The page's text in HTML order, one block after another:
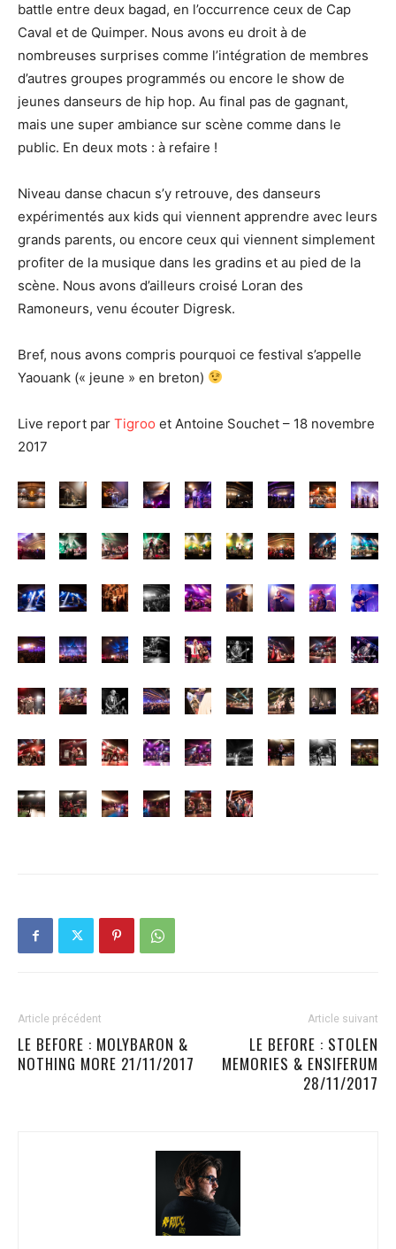
battle entre deux bagad, en l’occurrence ceux de Cap
Caval et de Quimper. Nous avons eu droit à de
nombreuses surprises comme l’intégration de membres
d’autres groupes programmés ou encore le show de
jeunes danseurs de hip hop. Au final pas de gagnant,
mais une super ambiance sur scène comme dans le
public. En deux mots : à refaire !
Niveau danse chacun s’y retrouve, des danseurs
expérimentés aux kids qui viennent apprendre avec leurs
grands parents, ou encore ceux qui viennent simplement
profiter de la musique dans les gradins et au pied de la
scène. Nous avons d’ailleurs croisé Loran des
Ramoneurs, venu écouter Digresk.
Bref, nous avons compris pourquoi ce festival s’appelle
Yaouank (« jeune » en breton)
Live report par Tigroo et Antoine Souchet – 18 novembre
2017
Article précédent
LE BEFORE : MOLYBARON &
NOTHING MORE 21/11/2017
Article suivant
LE BEFORE : STOLEN
MEMORIES & ENSIFERUM
28/11/2017